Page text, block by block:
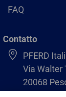
FAQ
Contatto
PFERD
Via Walter
20068